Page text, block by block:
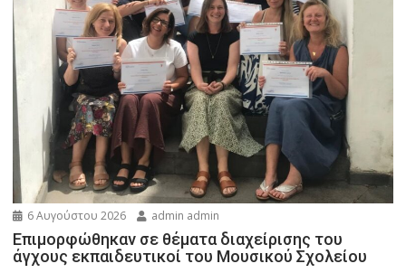
6 Αυγούστου 2026 admin admin
Eπιμορφώθηκαν σε θέματα διαχείρισης του
άγχους εκπαιδευτικοί του Μουσικού Σχολείου